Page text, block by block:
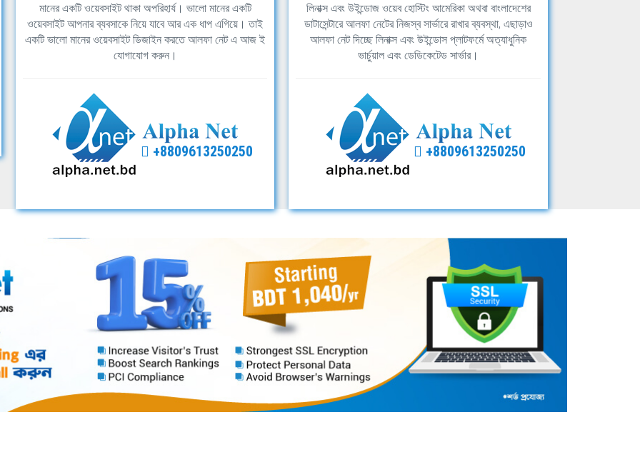
মানের একটি ওয়েবসাইট থাকা অপরিহার্য। ভালো মানের একটি
ওয়েবসাইট আপনার ব্যবসাকে নিয়ে যাবে আর এক ধাপ এগিয়ে। তাই
একটি ভালো মানের ওয়েবসাইট ডিজাইন করতে আলফা নেট এ আজ ই
যোগাযোগ করুন।
+8809613250250
লিনাক্স এবং উইন্ডোজ ওয়েব হোস্টিং আমেরিকা অথবা বাংলাদেশের
ডাটাসেন্টারে আলফা নেটের নিজস্ব সার্ভারে রাখার ব্যবস্থা, এছাড়াও
আলফা নেট দিচ্ছে লিনাক্স এবং উইন্ডোস প্লাটফর্মে অত্যাধুনিক
ভার্চুয়াল এবং ডেডিকেটেড সার্ভার।
+8809613250250